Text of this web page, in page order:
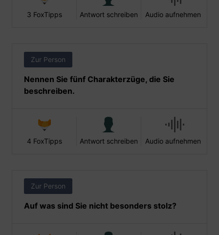
3 FoxTipps Antwort schreiben Audio aufnehmen
Zur Person
Nennen Sie fünf Charakterzüge, die Sie
beschreiben.
4 FoxTipps Antwort schreiben Audio aufnehmen
Zur Person
Auf was sind Sie nicht besonders stolz?